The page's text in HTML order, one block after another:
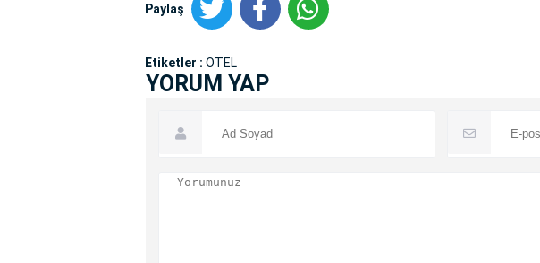
Paylaş
Etiketler : OTEL
YORUM YAP